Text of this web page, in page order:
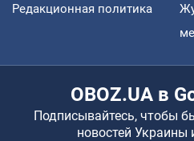
Редакционная политика
OBOZ.UA в
Подписывайтесь, чтобы
новостей Украины